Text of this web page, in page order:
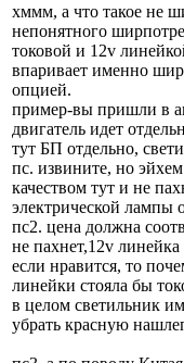
хммм, а что такое не
непонятного
токовой и 12v
впаривает именно
опцией.
пример-вы пришли в
двигатель идет
тут БП отдельно,
пс. извините, но
качеством тут и не
электрической лампы
пс2. цена должна
не пахнет,12v линейка
если нравится, то
линейки стояла бы
в целом светильник
убрать красную